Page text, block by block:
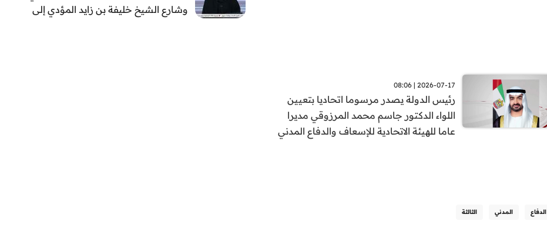
2026-07-17 | 08:06
رئيس الدولة يصدر مرسوما اتحاديا بتعيين
اللواء الدكتور جاسم محمد المرزوقي مديرا
عاما للهيئة الاتحادية للإسعاف والدفاع المدني
الدفاع المدني الثالثة
وشارع الشيخ خليفة بن زايد المؤدي إلى